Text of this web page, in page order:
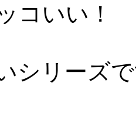
コいい！
シリーズ